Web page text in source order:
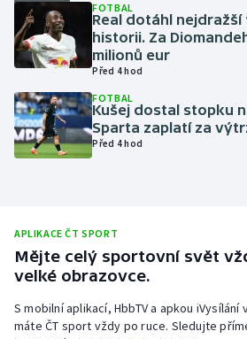
Moderní pětiboj
Motorsport
Olympijské hry
Parasport
Plážový volejbal
Ragby
Rychlobruslení
FOTBAL
Real dotáhl
historii. Za
milionů eur
Před 4 hod
FOTBAL
Kušej dostal stopku
Sparta zaplatí za
Před 4 hod
APLIKACE ČT SPORT
Mějte celý sportovní svět
velké obrazovce.
S mobilní aplikací, HbbTV a apkou
máte ČT sport vždy po ruce. Sledujte